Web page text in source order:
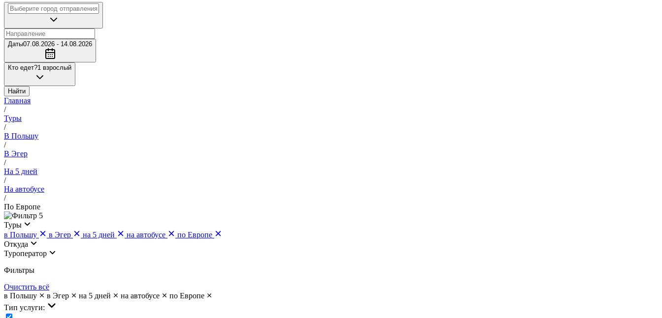
Даты07.08.2026 - 14.08.2026
Кто едет?1 взрослый
Найти
Главная
/
Туры
/
В Польшу
/
В Эгер
/
На 5 дней
/
На автобусе
/
По Европе
5
Туры
в Польшу
в Эгер на 5 дней на автобусе
по Европе
Откуда
Туроператор
Фильтры
Очистить всё
в Польшу
в Эгер на 5 дней на автобусе
по Европе
Тип услуги: